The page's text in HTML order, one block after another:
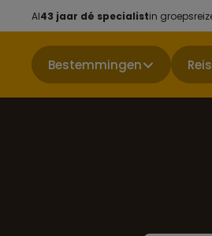
Al43 jaar dé specialistin
Bestemmingen